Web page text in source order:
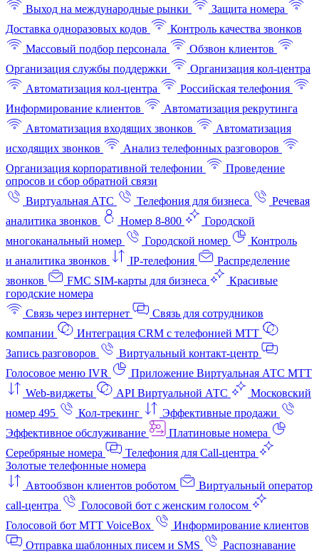
Выход на международные рынки
Защита номера
Доставка одноразовых кодов
Контроль качества звонков
Массовый подбор персонала
Обзвон клиентов
Организация службы поддержки
Организация кол-центра
Автоматизация кол-центра
Российская телефония
Информирование клиентов
Автоматизация рекрутинга
Автоматизация входящих звонков
Автоматизация
исходящих звонков
Анализ телефонных разговоров
Организация корпоративной телефонии
Проведение
опросов и сбор обратной связи
Виртуальная АТС
Телефония для бизнеса
Речевая
аналитика звонков
Номер 8-800
Городской
многоканальный номер
Городской номер
Контроль
и аналитика звонков
IP-телефония
Распределение
звонков
FMC SIM-карты для бизнеса
Красивые
городские номера
Связь через интернет
Связь для сотрудников
компании
Интеграция CRM с телефонией МТТ
Запись разговоров
Виртуальный контакт‑центр
Голосовое меню IVR
Приложение Виртуальная АТС МТТ
Web-виджеты
API Виртуальной АТС
Московский
номер 495
Кол-трекинг
Эффективные продажи
Эффективное обслуживание
Платиновые номера
Серебряные номера
Телефония для Call-центра
Золотые телефонные номера
Автообзвон клиентов роботом
Виртуальный оператор
call-центра
Голосовой бот с женским голосом
Голосовой бот МТТ VoiceBox
Информирование клиентов
Отправка шаблонных писем и SMS
Распознавание